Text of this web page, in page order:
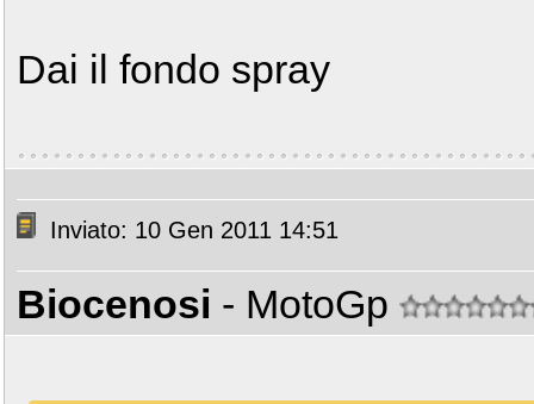
Dai il fondo spray
Inviato: 10 Gen 2011 14:51
Biocenosi - MotoGp